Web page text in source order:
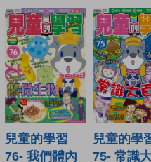
兒童的學習
76- 我們體內
兒童的學
75- 常識